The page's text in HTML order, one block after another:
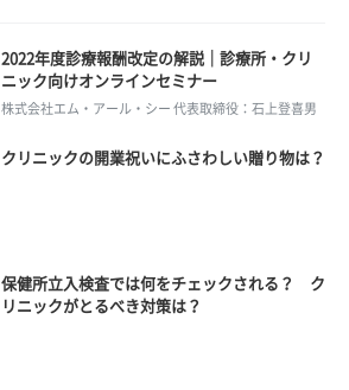
2022年度診療報酬改定の解説｜診療所・クリ
ニック向けオンラインセミナー
株式会社エム・アール・シー 代表取締役：石上登喜男
クリニックの開業祝いにふさわしい贈り物は？
保健所立入検査では何をチェックされる？ ク
リニックがとるべき対策は？